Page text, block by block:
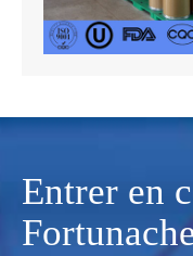
Entrer en